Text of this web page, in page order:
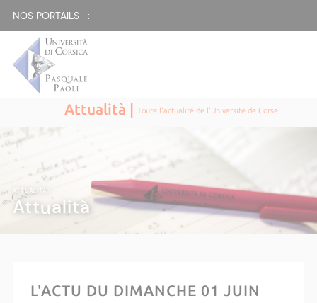
NOS PORTAILS :
Attualità |Toute l'actualité de l'Université de Corse
ATTUALITÀ |
Attualità
L'ACTU DU DIMANCHE 01 JUIN